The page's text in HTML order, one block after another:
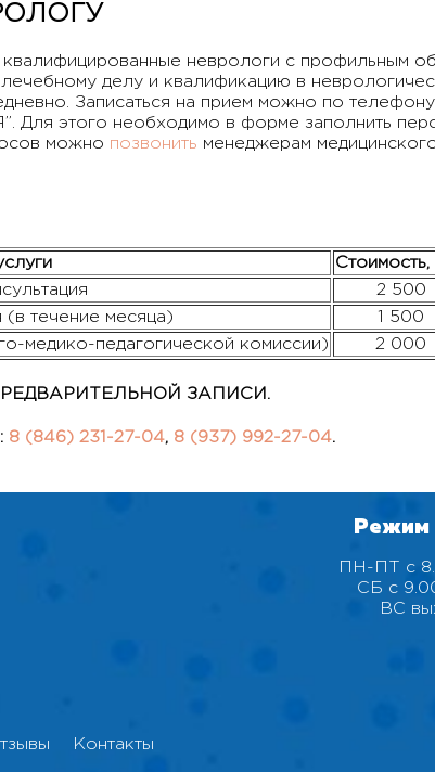
неврологи с профильным
делу и квалификацию в
Записаться на прием можно по
этого необходимо в форме заполнить
можно позвонить менеджерам
Стоимость,
2 500
(в течение месяца)
1 500
медико-педагогической комиссии)
2 000
ЗАПИСИ.
8 (846) 231-27-04, 8 (937) 992-27-04.
Режим
ПН-ПТ с
СБ с
ВС
Контакты